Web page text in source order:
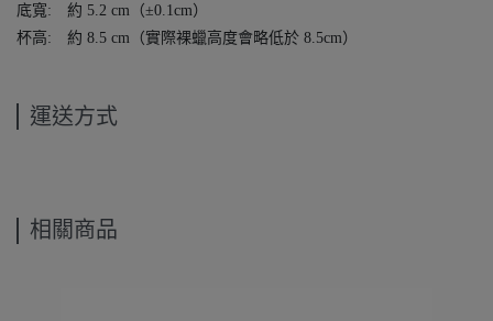
底寬: 約 5.2 cm（±0.1cm）
杯高: 約 8.5 cm（實際裸蠟高度會略低於 8.5cm）
運送方式
相關商品